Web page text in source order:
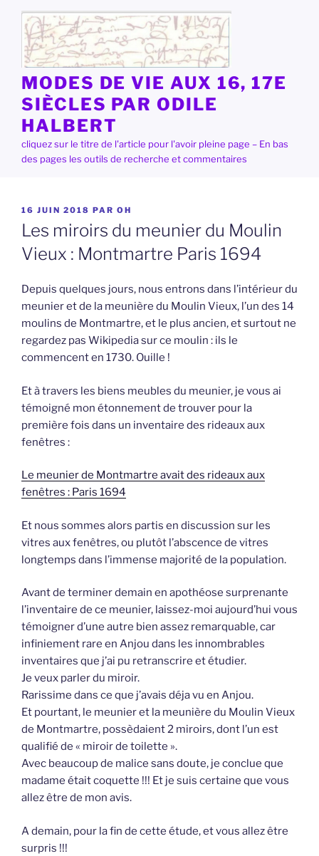
contenu
principal
MODES DE VIE AUX 16, 17E
SIÈCLES PAR ODILE
HALBERT
cliquez sur le titre de l'article pour l'avoir pleine page – En bas
des pages les outils de recherche et commentaires
PUBLIÉ
LE
16 JUIN 2018 PAR OH
Les miroirs du meunier du Moulin
Vieux : Montmartre Paris 1694
Depuis quelques jours, nous entrons dans l’intérieur du
meunier et de la meunière du Moulin Vieux, l’un des 14
moulins de Montmartre, et le plus ancien, et surtout ne
regardez pas Wikipedia sur ce moulin : ils le
commencent en 1730. Ouille !
Et à travers les biens meubles du meunier, je vous ai
témoigné mon étonnement de trouver pour la
première fois dans un inventaire des rideaux aux
fenêtres :
Le meunier de Montmartre avait des rideaux aux
fenêtres : Paris 1694
Et nous sommes alors partis en discussion sur les
vitres aux fenêtres, ou plutôt l’abscence de vitres
longtemps dans l’immense majorité de la population.
Avant de terminer demain en apothéose surprenante
l’inventaire de ce meunier, laissez-moi aujourd’hui vous
témoigner d’une autre bien assez remarquable, car
infiniement rare en Anjou dans les innombrables
inventaires que j’ai pu retranscrire et étudier.
Je veux parler du miroir.
Rarissime dans ce que j’avais déja vu en Anjou.
Et pourtant, le meunier et la meunière du Moulin Vieux
de Montmartre, possèdaient 2 miroirs, dont l’un est
qualifié de « miroir de toilette ».
Avec beaucoup de malice sans doute, je conclue que
madame était coquette !!! Et je suis certaine que vous
allez être de mon avis.
A demain, pour la fin de cette étude, et vous allez être
surpris !!!